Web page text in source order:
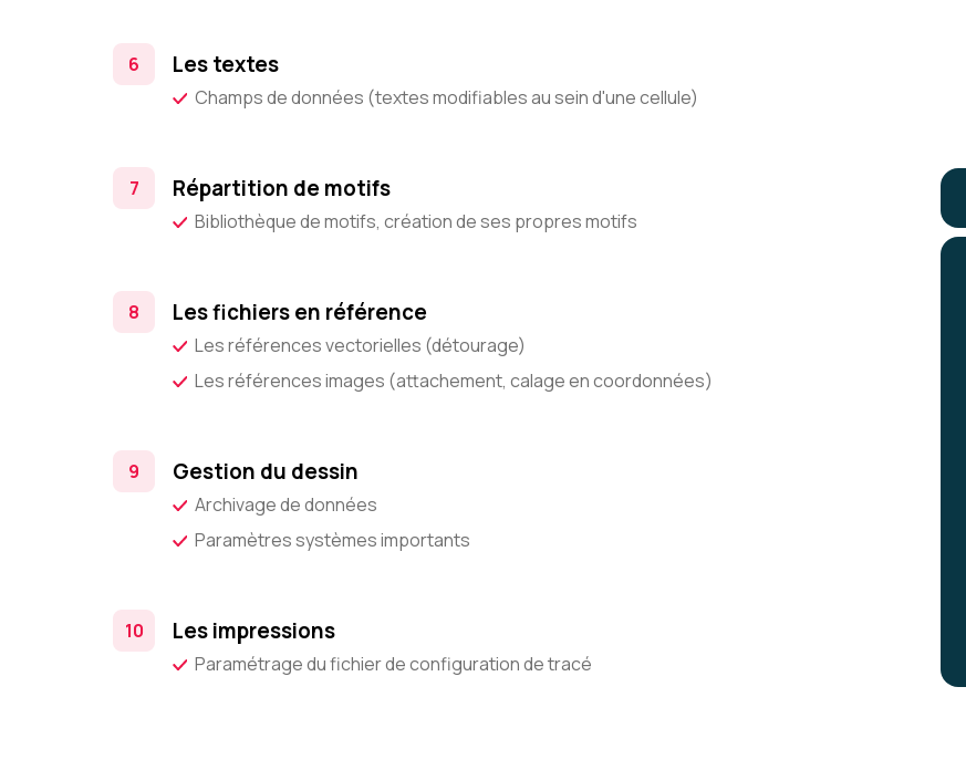
Les textes
Champs de données (textes modifiables au sein d'une cellule)
Répartition de motifs
Bibliothèque de motifs, création de ses propres motifs
Les fichiers en référence
Les références vectorielles (détourage)
Les références images (attachement, calage en coordonnées)
Gestion du dessin
Archivage de données
Paramètres systèmes importants
Les impressions
Paramétrage du fichier de configuration de tracé